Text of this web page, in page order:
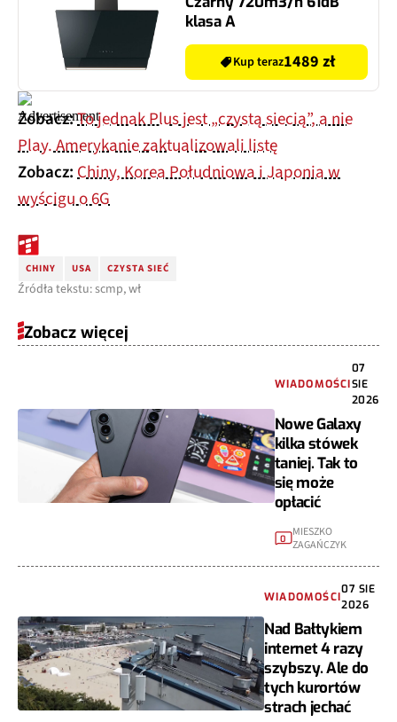
klasa A
Kup teraz1489 zł
Zobacz:To jednak Plus jest „czystą siecią”, a nie
Play. Amerykanie zaktualizowali listę
Zobacz:Chiny, Korea Południowa i Japonia w
wyścigu o 6G
CHINY USA CZYSTA SIEĆ
Źródła tekstu: scmp, wł
Zobacz więcej
WIADOMOŚCI
07
SIE
2026
Nowe Galaxy
kilka stówek
taniej. Tak to
się może
opłacić
0 MIESZKO
ZAGAŃCZYK
WIADOMOŚCI
07 SIE
2026
Nad Bałtykiem
internet 4 razy
szybszy. Ale do
tych kurortów
strach jechać